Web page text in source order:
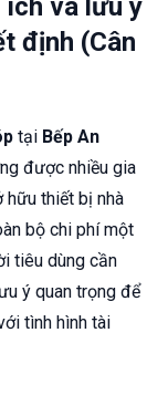
và lưu ý
định (Cân
tại Bếp An
được nhiều gia
hữu thiết bị nhà
bộ chi phí một
tiêu dùng cần
ý quan trọng để
tình hình tài